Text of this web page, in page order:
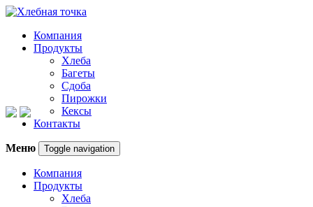
Компания
Продукты
Хлеба
Багеты
Сдоба
Пирожки
Кексы
Контакты
Меню Toggle navigation
Компания
Продукты
Хлеба